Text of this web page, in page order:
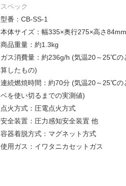
スペック
型番：CB-SS-1
本体サイズ：幅335×奥行275×高さ84mm
商品重量：約1.3kg
ガス消費量：約236g/h (気温20～25℃
算したもの)
連続燃焼時間：約70分 (気温20～25℃の
ベを使い切るまでの実測値)
点火方式：圧電点火方式
安全装置：圧力感知安全装置 他
容器着脱方式：マグネット方式
使用ガス：イワタニカセットガス